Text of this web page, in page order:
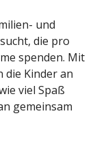
und
die pro
spenden. Mit
die Kinder an
viel Spaß
gemeinsam